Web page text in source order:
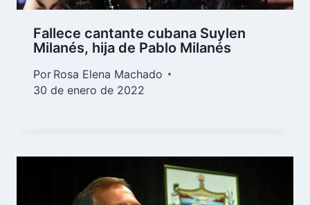
Fallece cantante cubana Suylen
Milanés, hija de Pablo Milanés
Por Rosa Elena Machado
30 de enero de 2022